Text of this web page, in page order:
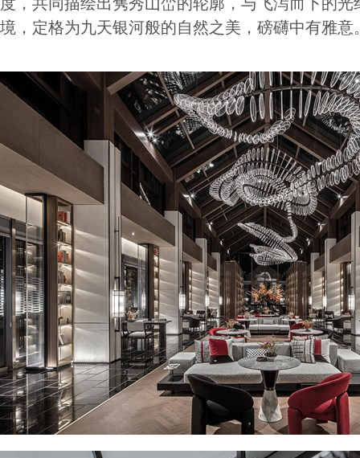
境，定格为九天银河般的自然之美，磅礴中有雅意